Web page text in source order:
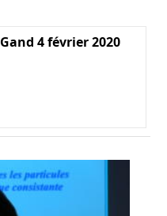
Gand 4 février 2020